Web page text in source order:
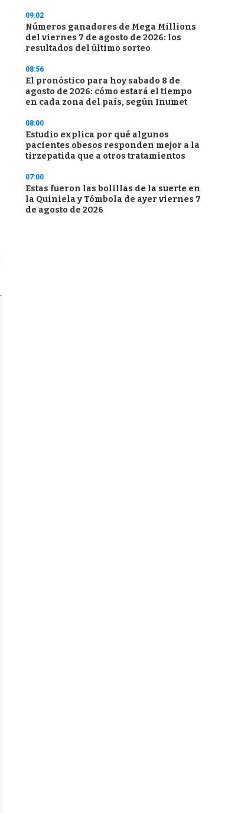
09:02
Números ganadores de Mega Millions
del viernes 7 de agosto de 2026: los
resultados del último sorteo
08:56
El pronóstico para hoy sabado 8 de
agosto de 2026: cómo estará el tiempo
en cada zona del país, según Inumet
08:00
Estudio explica por qué algunos
pacientes obesos responden mejor a la
tirzepatida que a otros tratamientos
07:00
Estas fueron las bolillas de la suerte en
la Quiniela y Tómbola de ayer viernes 7
de agosto de 2026